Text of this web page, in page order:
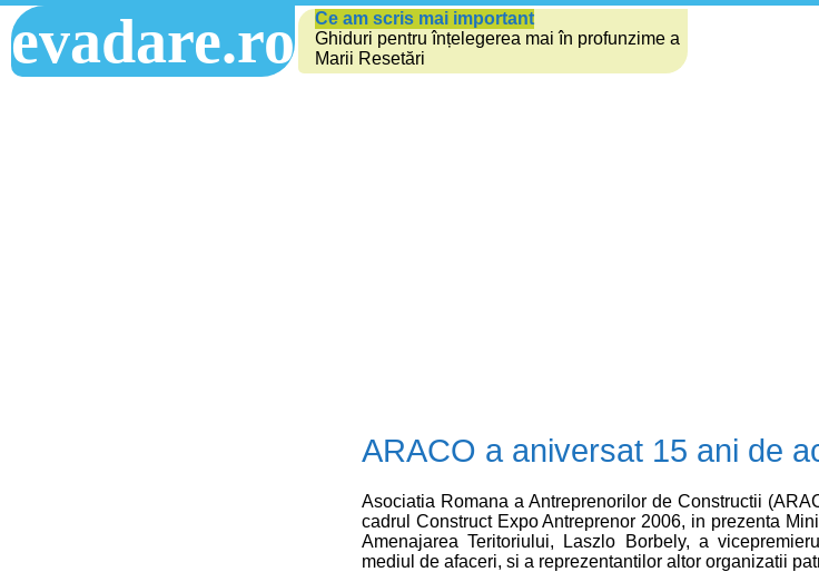
evadare.ro
Ce am scris mai important
Ghiduri pentru înțelegerea mai în profunzime a
Marii Resetări
ARACO a aniversat 15 ani de
Asociatia Romana a Antreprenorilor de Constructii
cadrul Construct Expo Antreprenor 2006, in prezenta
Amenajarea Teritoriului, Laszlo Borbely, a
mediul de afaceri, si a reprezentantilor altor organizatii